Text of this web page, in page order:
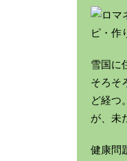
雪国に
そろそ
ど経つ。
が、未
健康問